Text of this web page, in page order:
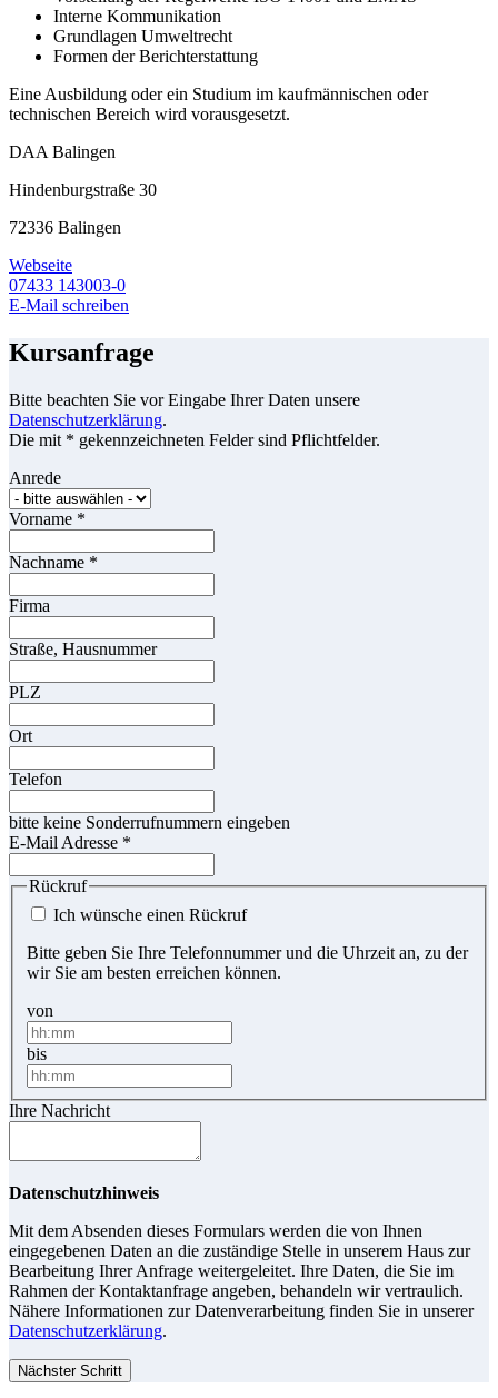
Interne Kommunikation
Grundlagen Umweltrecht
Formen der Berichterstattung
Eine Ausbildung oder ein Studium im kaufmännischen oder
technischen Bereich wird vorausgesetzt.
DAA Balingen
Hindenburgstraße 30
72336 Balingen
Webseite
07433 143003-0
E-Mail schreiben
Kursanfrage
Bitte beachten Sie vor Eingabe Ihrer Daten unsere
Datenschutzerklärung.
Die mit * gekennzeichneten Felder sind Pflichtfelder.
Anrede
Vorname *
Nachname *
Firma
Straße, Hausnummer
PLZ
Ort
Telefon
bitte keine Sonderrufnummern eingeben
E-Mail Adresse *
Rückruf
Ich wünsche einen Rückruf
Bitte geben Sie Ihre Telefonnummer und die Uhrzeit an, zu der
wir Sie am besten erreichen können.
von
bis
Ihre Nachricht
Datenschutzhinweis
Mit dem Absenden dieses Formulars werden die von Ihnen
eingegebenen Daten an die zuständige Stelle in unserem Haus zur
Bearbeitung Ihrer Anfrage weitergeleitet. Ihre Daten, die Sie im
Rahmen der Kontaktanfrage angeben, behandeln wir vertraulich.
Nähere Informationen zur Datenverarbeitung finden Sie in unserer
Datenschutzerklärung.
Nächster Schritt